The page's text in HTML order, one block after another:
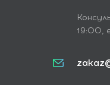
19:00,